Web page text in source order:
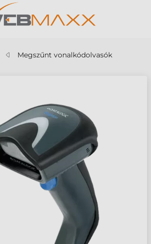
Megszűnt vonalkódolvasók